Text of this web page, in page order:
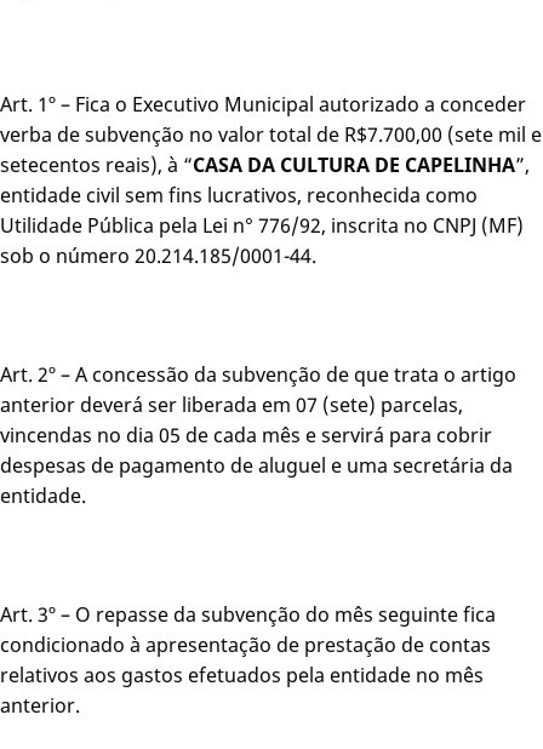
Art. 1º – Fica o Executivo Municipal autorizado a conceder
verba de subvenção no valor total de R$7.700,00 (sete mil e
setecentos reais), à “CASA DA CULTURA DE CAPELINHA”,
entidade civil sem fins lucrativos, reconhecida como
Utilidade Pública pela Lei n° 776/92, inscrita no CNPJ (MF)
sob o número 20.214.185/0001-44.
Art. 2º – A concessão da subvenção de que trata o artigo
anterior deverá ser liberada em 07 (sete) parcelas,
vincendas no dia 05 de cada mês e servirá para cobrir
despesas de pagamento de aluguel e uma secretária da
entidade.
Art. 3º – O repasse da subvenção do mês seguinte fica
condicionado à apresentação de prestação de contas
relativos aos gastos efetuados pela entidade no mês
anterior.